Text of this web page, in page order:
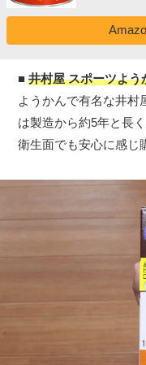
■井村屋 スポーツよ
ようかんで有名な井村
は製造から約5年と長
衛生面でも安心に感じ